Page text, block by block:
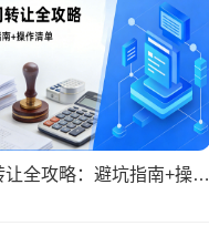
公司转让全攻略：避坑指南+操作清单，手把手教你安全交割